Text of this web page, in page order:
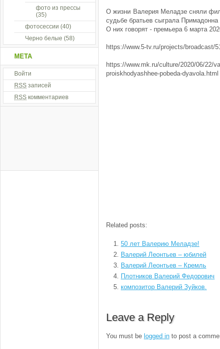
О жизни Валерия Меладзе сняли
судьбе братьев сыграла
О них говорят - премьера 6 марта
https://www.5-tv.ru/projects/broadcast/
https://www.mk.ru/culture/2020/06/22/
proiskhodyashhee-pobeda-dyavola.html
Related posts:
50 лет Валерию Меладзе!
Валерий Леонтьев – юбилей
Валерий Леонтьев – Кремль
Плотников Валерий Федорович
композитор Валерий Зуйков.
Leave a Reply
You must be logged in to post a
фото из прессы
(35)
фотосессии (40)
Черно белые (58)
МЕТА
Войти
RSS записей
RSS комментариев